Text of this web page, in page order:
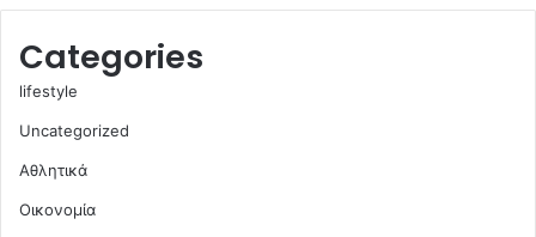
Categories
lifestyle
Uncategorized
Αθλητικά
Οικονομία